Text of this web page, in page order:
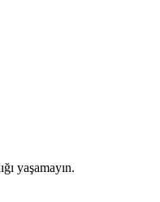
yaşamayın.